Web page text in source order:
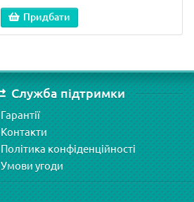
Придбати
Служба підтримки
Гарантії
Контакти
Політика конфіденційності
Умови угоди